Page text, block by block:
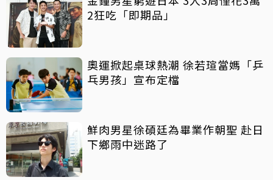
2狂吃「即期品」
奧運掀起桌球熱潮 徐若瑄當媽「乒
乓男孩」宣布定檔
鮮肉男星徐碩廷為畢業作朝聖 赴日
下鄉雨中迷路了